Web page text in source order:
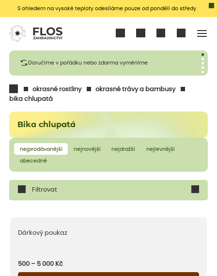
S ohledem na vysoké teploty odesíláme pouze od pondělí do středy
Doručíme v pořádku nebo zdarma vyměníme
okrasné rostliny
okrasné trávy a bambusy
bika chlupatá
Bika chlupatá
nejprodávanější nejnovější nejdražší nejlevnější
abecedně
Filtrovat
Dárkový poukaz
500 – 5 000 Kč